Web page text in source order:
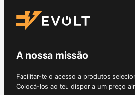
A nossa missão
Facilitar-te o acesso a produtos
Colocá-los ao teu dispor a um preço